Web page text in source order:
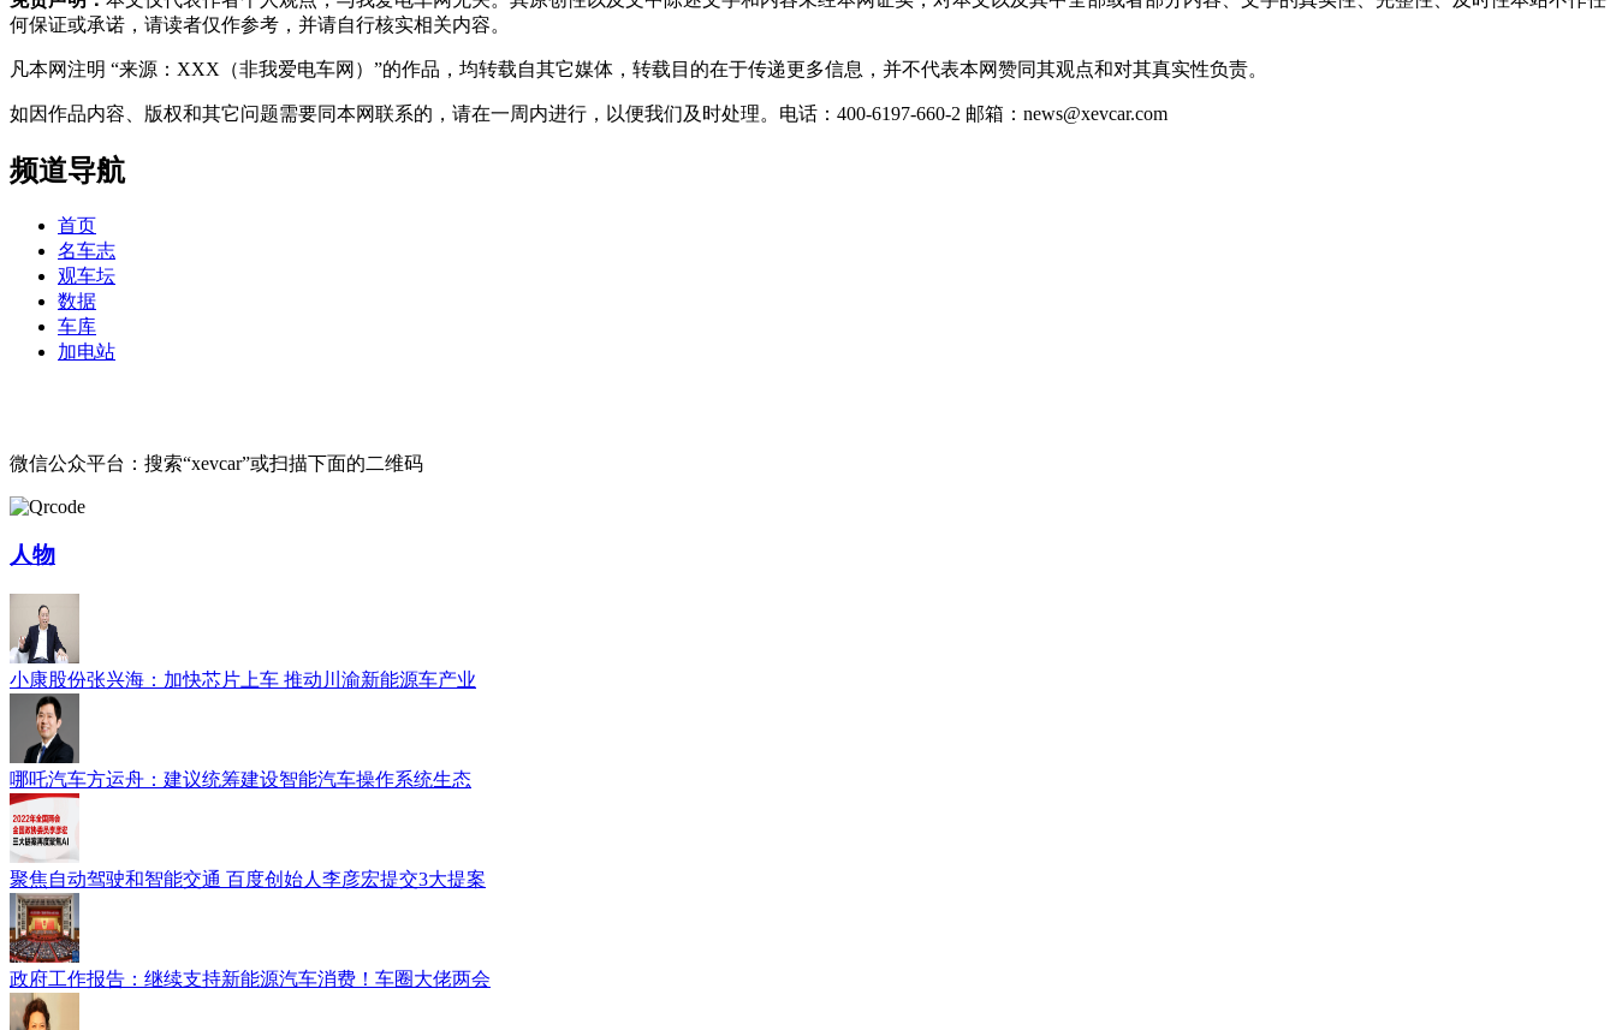
何保证或承诺，请读者仅作参考，并请自行核实相关内容。
凡本网注明 “来源：XXX（非我爱电车网）”的作品，均转载自其它媒体，转载目的在于传递更多信息，并不代表本网赞同其观点和对其真实性负责。
如因作品内容、版权和其它问题需要同本网联系的，请在一周内进行，以便我们及时处理。电话：400-6197-660-2 邮箱：news@xevcar.com
频道导航
首页
名车志
观车坛
数据
车库
加电站
微信公众平台：搜索“xevcar”或扫描下面的二维码
人物
小康股份张兴海：加快芯片上车 推动川渝新能源车产业
哪吒汽车方运舟：建议统筹建设智能汽车操作系统生态
聚焦自动驾驶和智能交通 百度创始人李彦宏提交3大提案
政府工作报告：继续支持新能源汽车消费！车圈大佬两会